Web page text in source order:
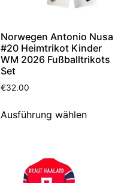
Norwegen Antonio Nusa
#20 Heimtrikot Kinder
WM 2026 Fußballtrikots
Set
€32.00
Ausführung wählen